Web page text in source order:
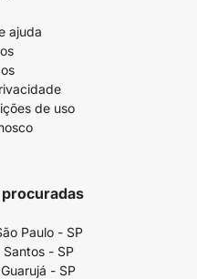
ajuda
de uso
Paulo - SP
- SP
- SP